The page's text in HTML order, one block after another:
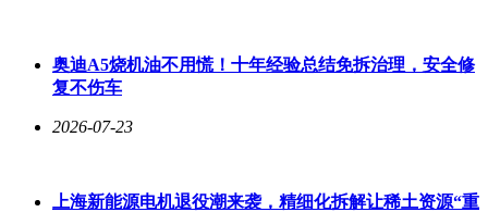
奥迪A5烧机油不用慌！十年经验总结免拆治理，安全修
复不伤车
2026-07-23
上海新能源电机退役潮来袭，精细化拆解让稀土资源“重